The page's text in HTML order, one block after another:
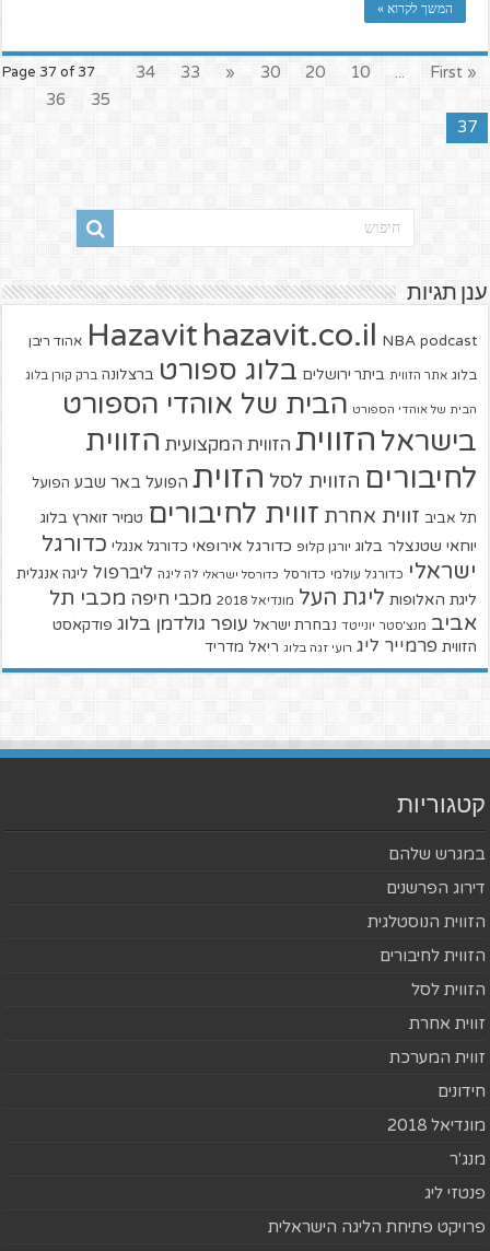
המשך לקרוא »
Page 37 of 37 « First
...
10
20
30
«
33
34
35
36
37
ענן תגיות
Hazavit hazavit.co.il NBA podcast אהוד ריבן
בלוג אתר הזווית ביתר ירושלים בלוג ספורט ברצלונה ברק קורן בלוג
הבית של אוהדי הספורט הבית של אוהדי הספורט
בישראל הזווית הזווית המקצועית הזווית
לחיבורים הזווית לסל הזוית הפועל באר שבע הפועל
תל אביב זווית אחרת זווית לחיבורים טמיר זוארץ בלוג
יוחאי שטנצלר בלוג יורגן קלופ כדורגל אירופאי כדורגל אנגלי כדורגל
ישראלי כדורגל עולמי כדורסל כדורסל ישראלי לה ליגה ליברפול ליגה אנגלית
ליגת האלופות ליגת העל מונדיאל 2018 מכבי חיפה מכבי תל
אביב מנצ'סטר יונייטד נבחרת ישראל עופר גולדמן בלוג פודקאסט
הזווית פרמייר ליג רועי זגה בלוג ריאל מדריד
קטגוריות
במגרש שלהם
דירוג הפרשנים
הזווית הנוסטלגית
הזווית לחיבורים
הזווית לסל
זווית אחרת
זווית המערכת
חידונים
מונדיאל 2018
מנג'ר
פנטזי ליג
פרויקט פתיחת הליגה הישראלית